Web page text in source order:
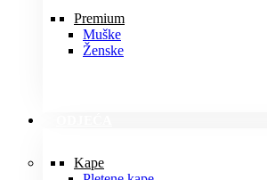
Premium
Muške
Ženske
Kape